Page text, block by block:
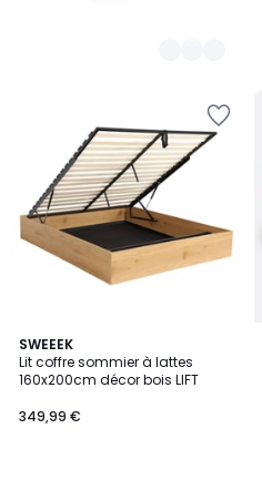
SWEEEK
Lit coffre sommier à lattes
160x200cm décor bois LIFT
349,99 €
4
/
5
2
Couleurs